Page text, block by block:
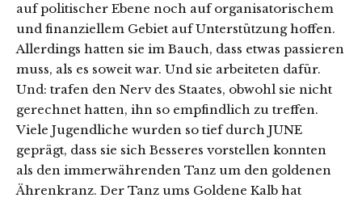
auf politischer Ebene noch auf organisatorischem
und finanziellem Gebiet auf Unterstützung hoffen.
Allerdings hatten sie im Bauch, dass etwas passieren
muss, als es soweit war. Und sie arbeiteten dafür.
Und: trafen den Nerv des Staates, obwohl sie nicht
gerechnet hatten, ihn so empfindlich zu treffen.
Viele Jugendliche wurden so tief durch JUNE
geprägt, dass sie sich Besseres vorstellen konnten
als den immerwährenden Tanz um den goldenen
Ährenkranz. Der Tanz ums Goldene Kalb hat